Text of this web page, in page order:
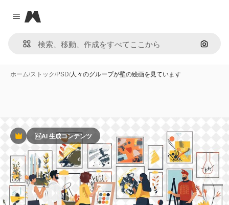
Close menu
Magnific
画像で
ホーム/ストック/PSD/人々のグループが壁の絵画を見ています
PremiumAI 生成コンテンツ